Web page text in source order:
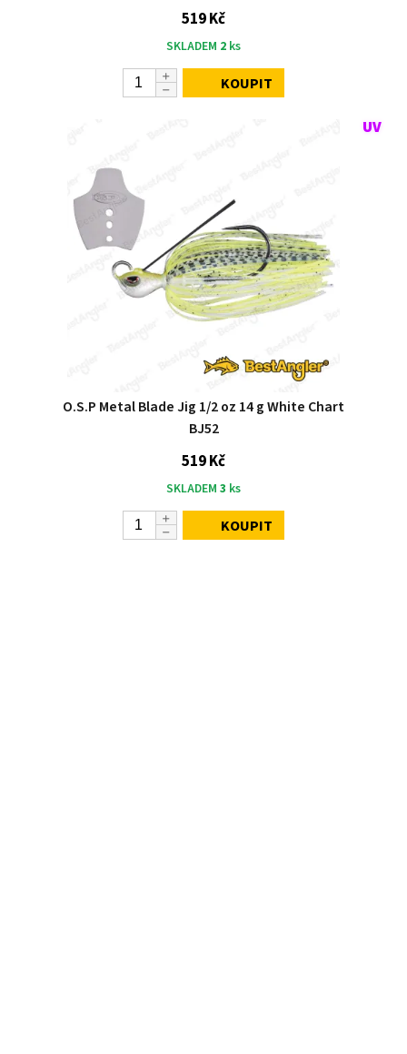
519 Kč
SKLADEM 2 ks
KOUPIT
O.S.P Metal Blade Jig 1/2 oz 14 g White Chart
BJ52
519 Kč
SKLADEM 3 ks
KOUPIT